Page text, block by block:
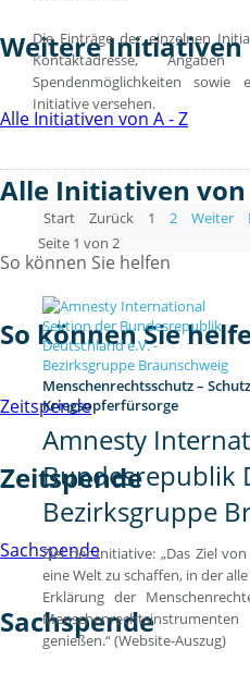
Weitere Initiativen
Alle Initiativen von A - Z
Alle Initiativen von
So können Sie helfen
So können Sie
Zeitspende
Zeitspende
Sachspende
Sachspende
Die Einträge der einzelnen
Kontaktadresse,
Spendenmöglichkeiten
Initiative versehen.
Start Zurück 1 2 Weiter
Seite 1 von 2
Menschenrechtsschutz –
Kriegsopferfürsorge
Amnesty
Bundesrepublik
Bezirksgruppe
Ziel der Initiative: „Das Ziel
eine Welt zu schaffen, in der
Erklärung der
genießen.“ (Website-Auszug)